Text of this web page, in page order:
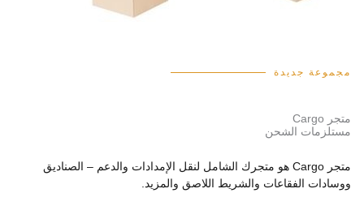
مجموعة جديدة
متجر Cargo
مستلزمات الشحن
متجر Cargo هو متجرك الشامل لنقل الإمدادات والدعم – الصناديق
ووسادات الفقاعات والشريط اللاصق والمزيد.